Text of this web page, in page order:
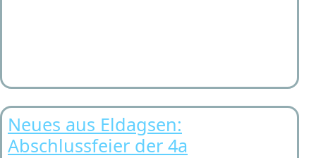
Neues aus Eldagsen:
Abschlussfeier der 4a